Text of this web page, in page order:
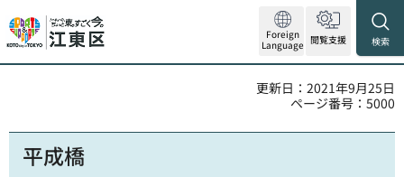
Foreign
Language 閲覧支援 検索
更新日：2021年9月25日
ページ番号：5000
平成橋